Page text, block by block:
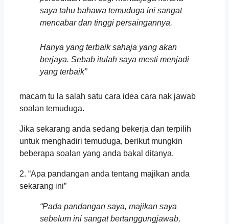
saya tahu bahawa temuduga ini sangat
mencabar dan tinggi persaingannya.
Hanya yang terbaik sahaja yang akan
berjaya. Sebab itulah saya mesti menjadi
yang terbaik”
macam tu la salah satu cara idea cara nak jawab
soalan temuduga.
Jika sekarang anda sedang bekerja dan terpilih
untuk menghadiri temuduga, berikut mungkin
beberapa soalan yang anda bakal ditanya.
2. “Apa pandangan anda tentang majikan anda
sekarang ini”
“Pada pandangan saya, majikan saya
sebelum ini sangat bertanggungjawab,